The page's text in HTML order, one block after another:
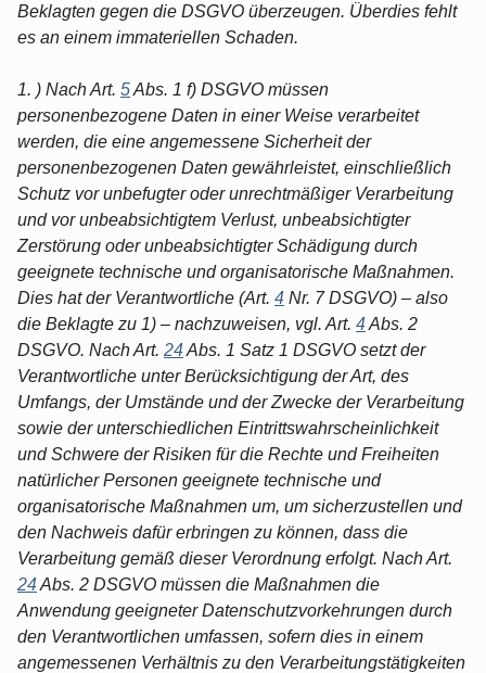
Beklagten gegen die DSGVO überzeugen. Überdies fehlt
es an einem immateriellen Schaden.
1. ) Nach Art. 5Abs. 1 f) DSGVO müssen
personenbezogene Daten in einer Weise verarbeitet
werden, die eine angemessene Sicherheit der
personenbezogenen Daten gewährleistet, einschließlich
Schutz vor unbefugter oder unrechtmäßiger Verarbeitung
und vor unbeabsichtigtem Verlust, unbeabsichtigter
Zerstörung oder unbeabsichtigter Schädigung durch
geeignete technische und organisatorische Maßnahmen.
Dies hat der Verantwortliche (Art. 4 Nr. 7 DSGVO) – also
die Beklagte zu 1) – nachzuweisen, vgl. Art. 4Abs. 2
DSGVO. Nach Art. 24Abs. 1 Satz 1 DSGVO setzt der
Verantwortliche unter Berücksichtigung der Art, des
Umfangs, der Umstände und der Zwecke der Verarbeitung
sowie der unterschiedlichen Eintrittswahrscheinlichkeit
und Schwere der Risiken für die Rechte und Freiheiten
natürlicher Personen geeignete technische und
organisatorische Maßnahmen um, um sicherzustellen und
den Nachweis dafür erbringen zu können, dass die
Verarbeitung gemäß dieser Verordnung erfolgt. Nach Art.
24Abs. 2 DSGVO müssen die Maßnahmen die
Anwendung geeigneter Datenschutzvorkehrungen durch
den Verantwortlichen umfassen, sofern dies in einem
angemessenen Verhältnis zu den Verarbeitungstätigkeiten